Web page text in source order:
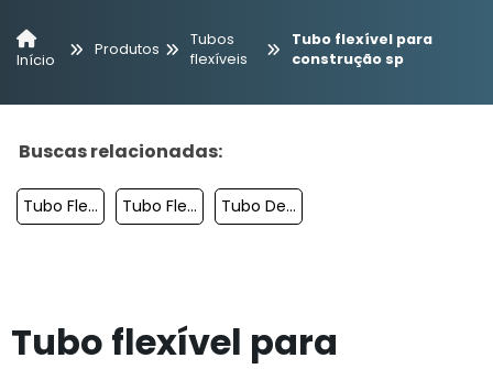
Início
Produtos
Tubos
flexíveis
Tubo flexível para
construção sp
Buscas relacionadas:
Tubo Flexível 50mm Tubo Flexível Para Irrigação Sp Tubo De Silicone Colorido
Tubo flexível para